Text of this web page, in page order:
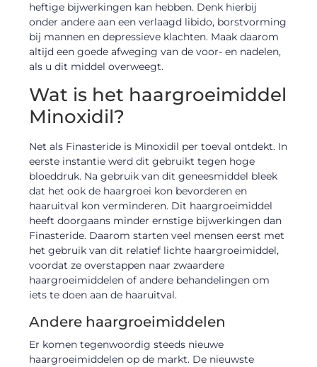
heftige bijwerkingen kan hebben. Denk hierbij
onder andere aan een verlaagd libido, borstvorming
bij mannen en depressieve klachten. Maak daarom
altijd een goede afweging van de voor- en nadelen,
als u dit middel overweegt.
Wat is het haargroeimiddel
Minoxidil?
Net als Finasteride is Minoxidil per toeval ontdekt. In
eerste instantie werd dit gebruikt tegen hoge
bloeddruk. Na gebruik van dit geneesmiddel bleek
dat het ook de haargroei kon bevorderen en
haaruitval kon verminderen. Dit haargroeimiddel
heeft doorgaans minder ernstige bijwerkingen dan
Finasteride. Daarom starten veel mensen eerst met
het gebruik van dit relatief lichte haargroeimiddel,
voordat ze overstappen naar zwaardere
haargroeimiddelen of andere behandelingen om
iets te doen aan de haaruitval.
Andere haargroeimiddelen
Er komen tegenwoordig steeds nieuwe
haargroeimiddelen op de markt. De nieuwste